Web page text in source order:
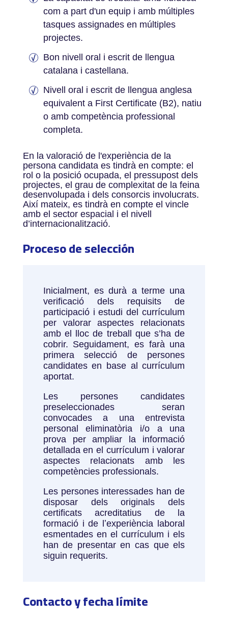
com a part d'un equip i amb múltiples
tasques assignades en múltiples
projectes.
Bon nivell oral i escrit de llengua
catalana i castellana.
Nivell oral i escrit de llengua anglesa
equivalent a First Certificate (B2), natiu
o amb competència professional
completa.
En la valoració de l'experiència de la
persona candidata es tindrà en compte: el
rol o la posició ocupada, el pressupost dels
projectes, el grau de complexitat de la feina
desenvolupada i dels consorcis involucrats.
Així mateix, es tindrà en compte el vincle
amb el sector espacial i el nivell
d’internacionalització.
Proceso de selección
Inicialment, es durà a terme una
verificació dels requisits de
participació i estudi del currículum
per valorar aspectes relacionats
amb el lloc de treball que s’ha de
cobrir. Seguidament, es farà una
primera selecció de persones
candidates en base al currículum
aportat.
Les persones candidates
preseleccionades seran
convocades a una entrevista
personal eliminatòria i/o a una
prova per ampliar la informació
detallada en el currículum i valorar
aspectes relacionats amb les
competències professionals.
Les persones interessades han de
disposar dels originals dels
certificats acreditatius de la
formació i de lʼexperiència laboral
esmentades en el currículum i els
han de presentar en cas que els
siguin requerits.
Contacto y fecha límite